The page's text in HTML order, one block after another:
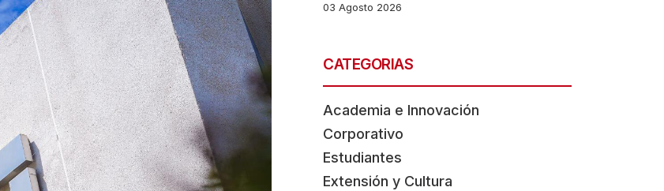
03 Agosto 2026
CATEGORIAS
Academia e Innovación
Corporativo
Estudiantes
Extensión y Cultura